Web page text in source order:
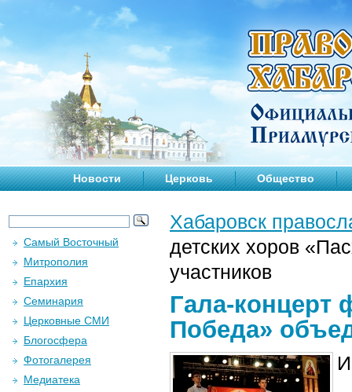
Новости Церковь Общество
Хабаровск
детских хоров
участников
Гала-концерт
Победа»
Самый Восточный
Митрополия
Епархия
Семинария
Церковные СМИ
Блогосфера
Фотогалерея
Медиатека